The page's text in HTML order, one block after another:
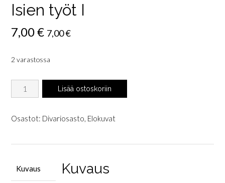
Isien työt I
7,00€ 7,00€
2 varastossa
Isien
työt
määrä
Lisää ostoskoriin
Osastot: Divariosasto, Elokuvat
Kuvaus Kuvaus